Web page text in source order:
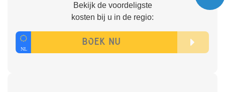
Bekijk de voordeligste
kosten bij u in de regio: